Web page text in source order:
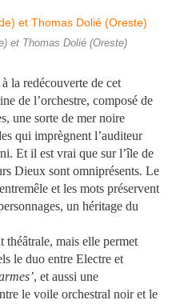
et Thomas Dolié (Oreste)
la redécouverte de cet
de l’orchestre, composé de
une sorte de mer noire
qui imprègnent l’auditeur
Et il est vrai que sur l’île de
Dieux sont omniprésents. Le
et les mots préservent
un héritage du
théâtrale, mais elle permet
le duo entre Electre et
, et aussi une
le voile orchestral noir et le